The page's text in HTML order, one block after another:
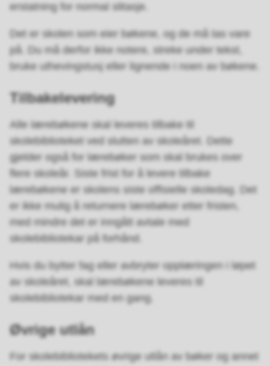
erstatning for normal slitasje.
Det er skolen som eier bøkene, og de må tas vare
på. Du må derfor ikke notere, streke under tekst,
bruke uthevingstusj eller lignende i noen av bøkene.
Tilbakelevering
Alle lærebøkene skal leveres tilbake til
skolebiblioteket ved slutten av skoleåret. Dette
gjelder også for lærebøker som skal brukes over
flere skoleår. Siste frist for å levere tilbake
lærebøkene er skolens siste offisielle skoledag. Det
er ikke mulig å returnere lærebøker etter fristen,
med mindre det er inngått avtale med
skolebibliotekar på forhånd.
Hvis du bytter fag eller avbryter opplæringen i løpet
av skoleåret, skal lærebøkene leveres til
skolebibliotekar med en gang.
Øvrige utlån
For skolebibliotekets øvrige utlån av bøker og annet